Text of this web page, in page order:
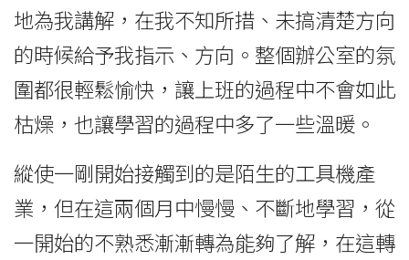
地為我講解，在我不知所措、未搞清楚方向
的時候給予我指示、方向。整個辦公室的氛
圍都很輕鬆愉快，讓上班的過程中不會如此
枯燥，也讓學習的過程中多了一些溫暖。
縱使一剛開始接觸到的是陌生的工具機產
業，但在這兩個月中慢慢、不斷地學習，從
一開始的不熟悉漸漸轉為能夠了解，在這轉